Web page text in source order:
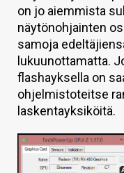
HINTA.FI
KAUPPA
VAIHDA TEEMA
HAKU
on jo aiemmista
näytönohjainten
samoja
lukuunottamatta.
flashayksella on
ohjelmistoteitse
laskentayksiköitä.